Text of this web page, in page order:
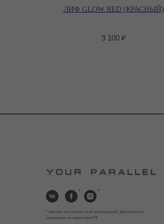
ЛИФ GLOW RED (КРАСНЫЙ)
9 100 ₽
* признан экстремистской организацией. Деятельность
запрещена на территории РФ
* *